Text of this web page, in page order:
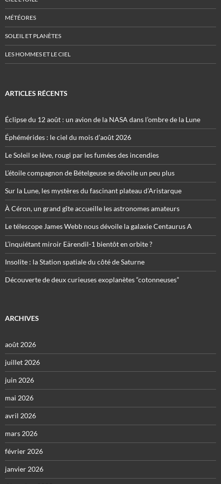
MÉTÉORES
SOLEIL ET PLANÈTES
LES HOMMES ET LE CIEL
ARTICLES RÉCENTS
Éclipse du 12 août : un avion de la NASA dans l’ombre de la Lune
Éphémérides : le ciel du mois d’août 2026
Le Soleil se lève, rougi par les fumées des incendies
L’étoile compagnon de Bételgeuse se dévoile un peu plus
Sur la Lune, les mystères du fascinant plateau d’Aristarque
À Céron, un grand gîte accueille les astronomes amateurs
Le télescope James Webb nous dévoile la galaxie Centaurus A
L’inquiétant miroir Eärendil-1 bientôt en orbite ?
Insolite : la Station spatiale du côté de Saturne
Découverte de deux curieuses exoplanètes “cotonneuses”
ARCHIVES
août 2026
juillet 2026
juin 2026
mai 2026
avril 2026
mars 2026
février 2026
janvier 2026